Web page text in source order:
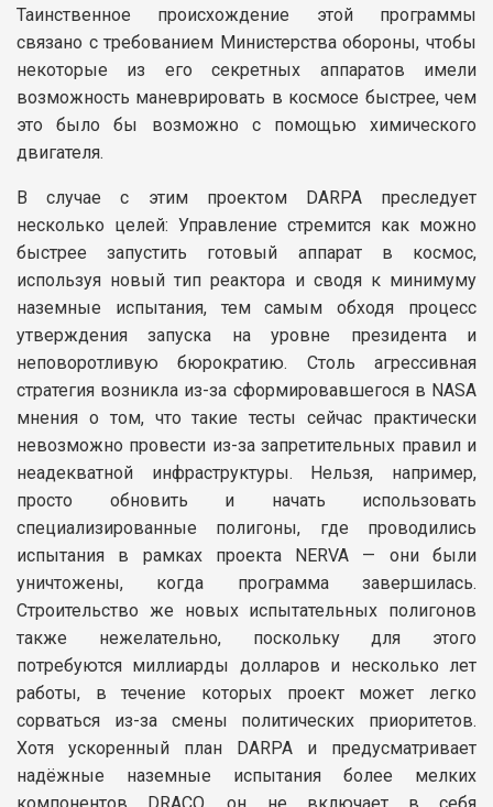
Таинственное происхождение этой программы
связано с требованием Министерства обороны, чтобы
некоторые из его секретных аппаратов имели
возможность маневрировать в космосе быстрее, чем
это было бы возможно с помощью химического
двигателя.
В случае с этим проектом DARPA преследует
несколько целей: Управление стремится как можно
быстрее запустить готовый аппарат в космос,
используя новый тип реактора и сводя к минимуму
наземные испытания, тем самым обходя процесс
утверждения запуска на уровне президента и
неповоротливую бюрократию. Столь агрессивная
стратегия возникла из-за сформировавшегося в NASA
мнения о том, что такие тесты сейчас практически
невозможно провести из-за запретительных правил и
неадекватной инфраструктуры. Нельзя, например,
просто обновить и начать использовать
специализированные полигоны, где проводились
испытания в рамках проекта NERVA — они были
уничтожены, когда программа завершилась.
Строительство же новых испытательных полигонов
также нежелательно, поскольку для этого
потребуются миллиарды долларов и несколько лет
работы, в течение которых проект может легко
сорваться из-за смены политических приоритетов.
Хотя ускоренный план DARPA и предусматривает
надёжные наземные испытания более мелких